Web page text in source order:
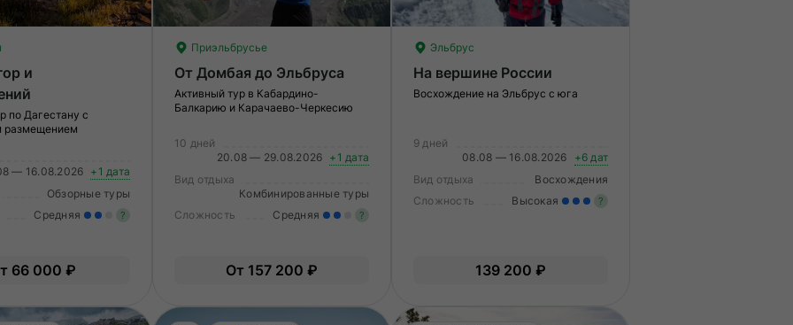
и
по Дагестану с
размещением
— 16.08.2026 +1 дата
Обзорные туры
Средняя ?
вам нужно будет физически
66 000 ₽
Приэльбрусье
От Домбая до Эльбруса
Активный тур в Кабардино-
Балкарию и Карачаево-Черкесию
10 дней
20.08 — 29.08.2026 +1 дата
Вид отдыха
Комбинированные туры
Сложность
Средняя ?
вам нужно будет физически
От 157 200 ₽
Эльбрус
На вершине России
Восхождение на Эльбрус с юга
9 дней
08.08 — 16.08.2026
+6 дат
Вид отдыха
Восхождения
Сложность
Высокая ?
139 200 ₽